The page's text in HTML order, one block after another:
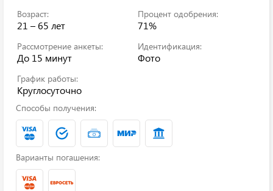
Возраст:
21 – 65 лет
Процент одобрения:
71%
Рассмотрение анкеты:
До 15 минут
Идентификация:
Фото
График работы:
Круглосуточно
Способы получения:
Варианты погашения: